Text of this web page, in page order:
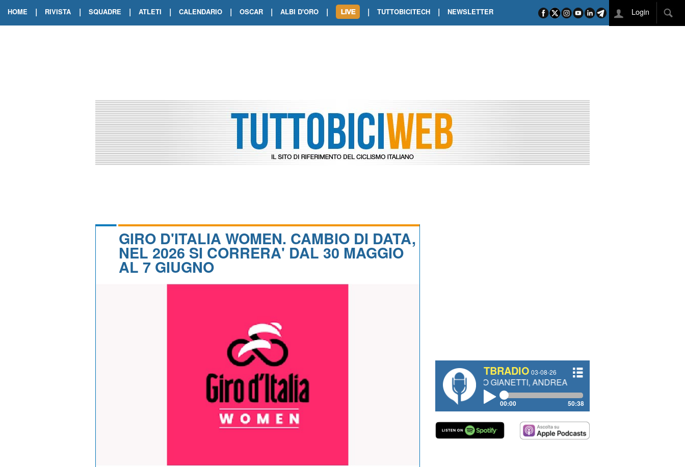
HOME | RIVISTA | SQUADRE | ATLETI | CALENDARIO | OSCAR | ALBI D'ORO |
TOUR DE FRANCE. ORCIERES-MERLETTE INCORONA CARAPAZ
TOUR DE FRANCE. A VOIRON TRIONFO DI PHILIPSEN SU SCHMID E KOOIJ
| TUTTOBICITECH | NEWSLETTER Login
GIRO D'ITALIA WOMEN. CAMBIO DI DATA,
NEL 2026 SI CORRERA' DAL 30 MAGGIO
AL 7 GIUGNO
TBRADIO 03-08-26
#334 CHARLY WEGELIUS, MAURO GIANETTI, ANDREA VENDRAME, FILIPPO FIORELLI
00:00 50:38